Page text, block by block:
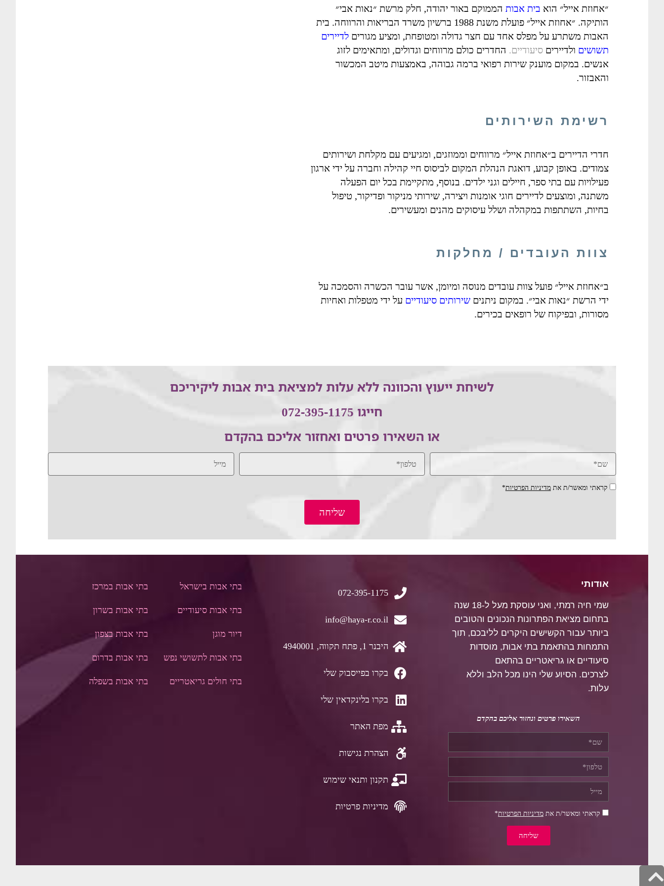
​״אחוזת אייל״ הוא בית אבות הממוקם באור יהודה, חלק מרשת ״נאות אבי״
הותיקה. ״אחוזת אייל״ פועלת משנת 1988 ברשיון משרד הבריאות והרווחה. בית
האבות משתרע על מפלס אחד עם חצר גדולה ומטופחת, ומציע מגורים לדיירים
תשושים ולדיירים סיעודיים. החדרים כולם מרווחים וגדולים, ומתאימים לזוג
אנשים. במקום מוענק שירות רפואי ברמה גבוהה, באמצעות מיטב המכשור
והאבזור.
רשימת השירותים
חדרי הדיירים ב״אחוזת אייל״ מרווחים וממוזגים, ומגיעים עם מקלחת ושירותים
צמודים. באופן קבוע, דואגת הנהלת המקום לביסוס חיי קהילה וחברה על ידי ארגון
פעילויות עם בתי ספר, חיילים וגני ילדים. בנוסף, מתקיימת בכל יום הפעלה
משתנה, ומוצעים לדיירים חוגי אומנות ויצירה, שירותי מניקור ופדיקור, טיפול
בחיות, השתתפות במקהלה ושלל עיסוקים מהנים ומעשירים.
צוות העובדים / מחלקות
ב״אחוזת אייל״ פועל צוות עובדים מנוסה ומיומן, אשר עובר הכשרה והסמכה על
ידי הרשת ״נאות אבי״. במקום ניתנים שירותים סיעודיים על ידי מטפלות ואחיות
מסורות, ובפיקוח של רופאים בכירים.
לשיחת ייעוץ והכוונה ללא עלות למציאת בית אבות ליקיריכם
חייגו 072-395-1175
או השאירו פרטים ואחזור אליכם בהקדם
קראתי ומאשר/ת את מדיניות הפרטיות*
שליחה
אודותי
שמי חיה רמתי, ואני עוסקת מעל ל-18 שנה
בתחום מציאת הפתרונות הנכונים והטובים
ביותר עבור הקשישים היקרים לליבכם, תוך
התמחות בהתאמת בתי אבות, מוסדות
סיעודיים או גריאטריים בהתאם
לצרכים. הסיוע שלי הינו מכל הלב וללא
עלות.
השאירו פרטים ונחזור אליכם בהקדם
קראתי ומאשר/ת את מדיניות הפרטיות*
שליחה
072-395-1175
info@haya-r.co.il
היבנר 1, פתח תקווה, 4940001
בקרו בפייסבוק שלי
בקרו בלינקדאין שלי
מפת האתר
הצהרת נגישות
תקנון ותנאי שימוש
מדיניות פרטיות
בתי אבות בישראל
בתי אבות סיעודיים
דיור מוגן
בתי אבות לתשושי נפש
בתי חולים גריאטריים
בתי אבות במרכז
בתי אבות בשרון
בתי אבות בצפון
בתי אבות בדרום
בתי אבות בשפלה
גלילה